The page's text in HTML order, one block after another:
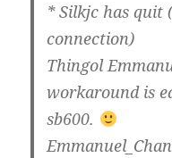
* Silkjc has quit
connection)
Thingol
workaround is
sb600.